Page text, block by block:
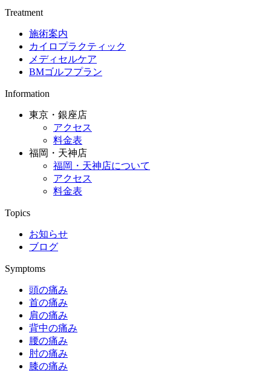
Treatment
施術案内
カイロプラクティック
メディセルケア
BMゴルフプラン
Information
東京・銀座店
アクセス
料金表
福岡・天神店
福岡・天神店について
アクセス
料金表
Topics
お知らせ
ブログ
Symptoms
頭の痛み
首の痛み
肩の痛み
背中の痛み
腰の痛み
肘の痛み
膝の痛み